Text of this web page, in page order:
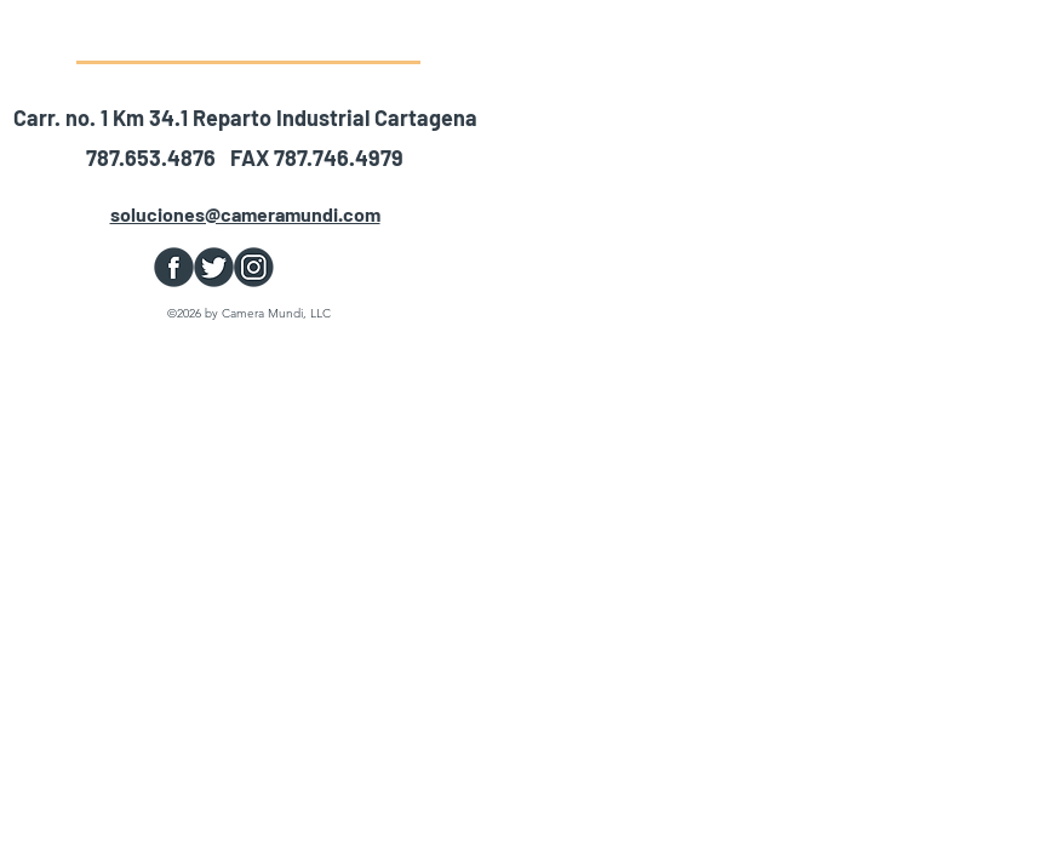
Carr. no. 1 Km 34.1 Reparto Industrial Cartagena
787.653.4876 FAX 787.746.4979
soluciones@cameramundi.com
©2026 by Camera Mundi, LLC